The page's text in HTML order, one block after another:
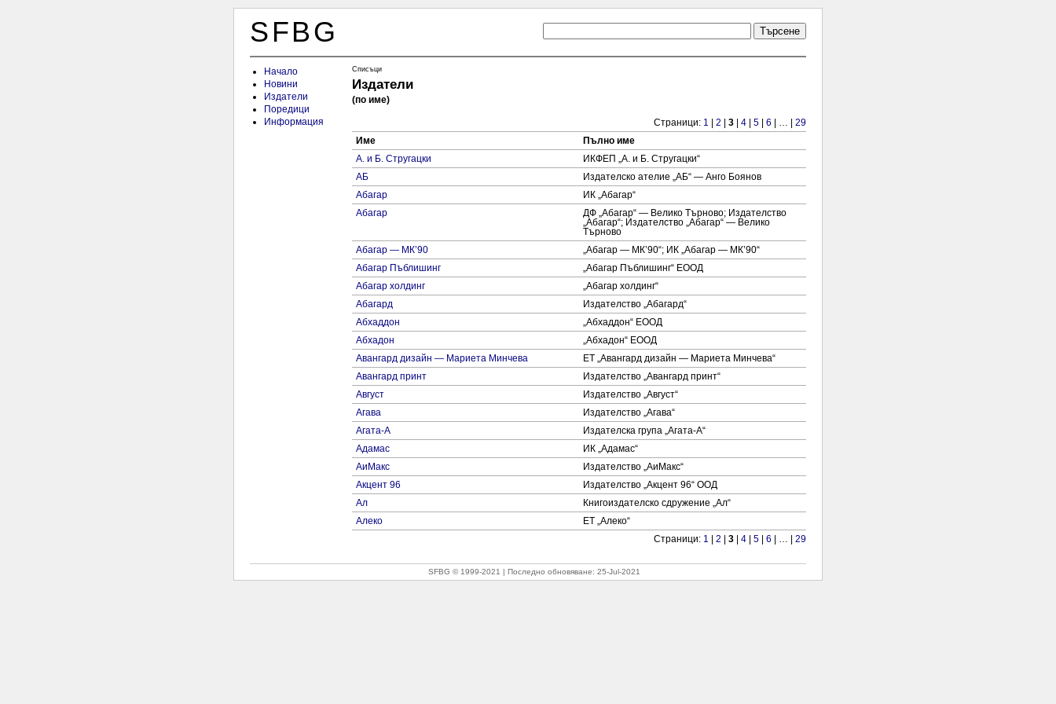
SFBG Търсене
Начало
Новини
Издатели
Поредици
Информация
Списъци
Издатели
(по име)
Страници: 1 2 3 4 5 6 | … | 29
Име
Пълно име
А. и Б. Стругацки
ИКФЕП „А. и Б. Стругацки“
АБ
Издателско ателие „АБ“ — Анго Боянов
Абагар
ИК „Абагар“
Абагар
ДФ „Абагар“ — Велико Търново; Издателство
„Абагар“; Издателство „Абагар“ — Велико
Търново
Абагар — МК’90
„Абагар — МК’90“; ИК „Абагар — МК’90“
Абагар Пъблишинг
„Абагар Пъблишинг“ ЕООД
Абагар холдинг
„Абагар холдинг“
Абагард
Издателство „Абагард“
Абхаддон
„Абхаддон“ ЕООД
Абхадон
„Абхадон“ ЕООД
Авангард дизайн — Мариета Минчева
ЕТ „Авангард дизайн — Мариета Минчева“
Авангард принт
Издателство „Авангард принт“
Август
Издателство „Август“
Агава
Издателство „Агава“
Агата-А
Издателска група „Агата-А“
Адамас
ИК „Адамас“
АиМакс
Издателство „АиМакс“
Акцент 96
Издателство „Акцент 96“ ООД
Ал
Книгоиздателско сдружение „Ал“
Алеко
ЕТ „Алеко“
Страници: 1 2 3 4 5 6 | … | 29
SFBG © 1999-2021 Последно обновяване: 25-Jul-2021